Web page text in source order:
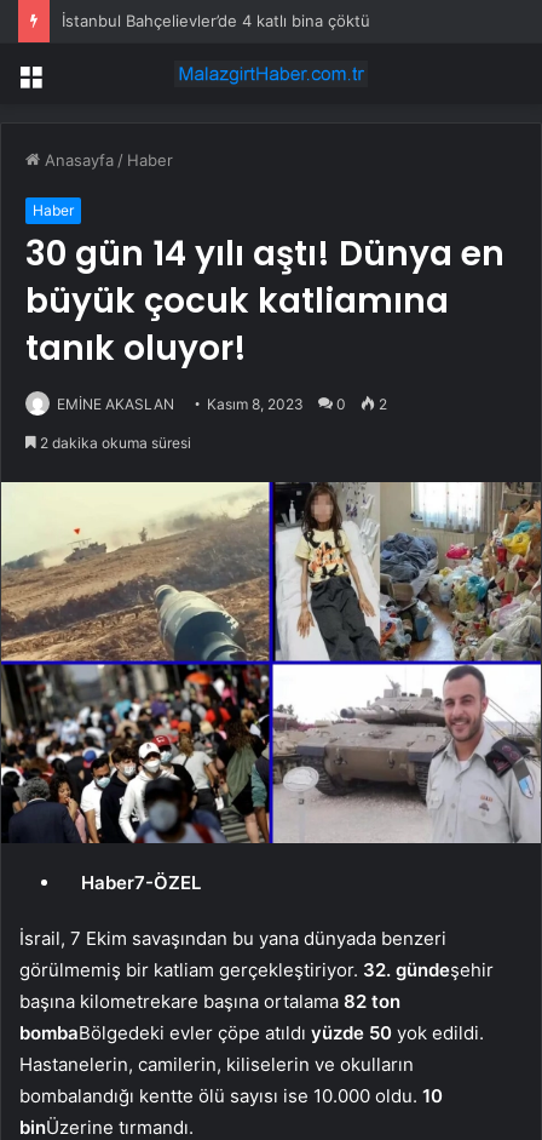
İstanbul Bahçelievler’de 4 katlı bina çöktü
Menü
Anasayfa / Haber
Haber
30 gün 14 yılı aştı! Dünya en
büyük çocuk katliamına
tanık oluyor!
EMİNE AKASLAN Kasım 8, 2023 0 2
2 dakika okuma süresi
Haber7-ÖZEL
İsrail, 7 Ekim savaşından bu yana dünyada benzeri
görülmemiş bir katliam gerçekleştiriyor. 32. gündeşehir
başına kilometrekare başına ortalama 82 ton
bombaBölgedeki evler çöpe atıldı yüzde 50 yok edildi.
Hastanelerin, camilerin, kiliselerin ve okulların
bombalandığı kentte ölü sayısı ise 10.000 oldu. 10
binÜzerine tırmandı.